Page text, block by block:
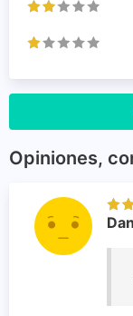
Opiniones,